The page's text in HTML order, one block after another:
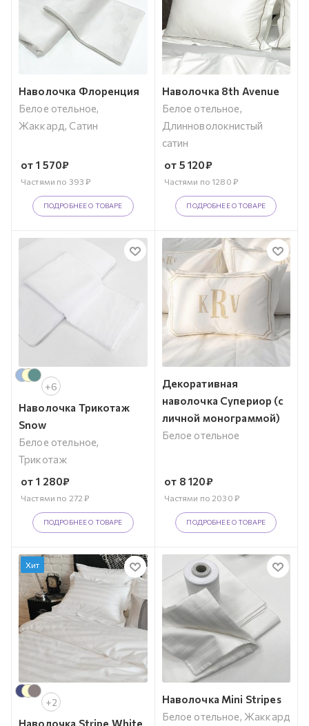
Наволочка Флоренция
Белое отельное,
Жаккард, Сатин
от 1 570₽
Частями по 393 ₽
ПОДРОБНЕЕ О ТОВАРЕ
Наволочка 8th Avenue
Белое отельное,
Длинноволокнистый
сатин
от 5 120₽
Частями по1280 ₽
ПОДРОБНЕЕ О ТОВАРЕ
+6
Наволочка Трикотаж
Snow
Белое отельное,
Трикотаж
от 1 280₽
Частями по 272 ₽
ПОДРОБНЕЕ О ТОВАРЕ
Декоративная
наволочка Супериор (с
личной монограммой)
Белое отельное
от 8 120₽
Частями по 2030 ₽
ПОДРОБНЕЕ О ТОВАРЕ
Хит
+2
Наволочка Stripe White
Наволочка Mini Stripes
Белое отельное, Жаккард